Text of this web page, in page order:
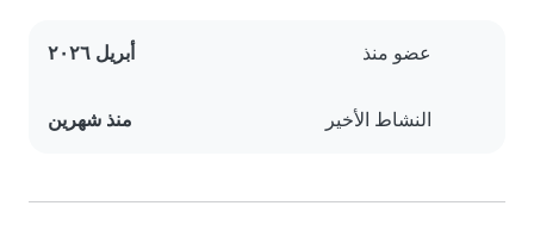
عضو منذ أبريل ٢٠٢٦
النشاط الأخير منذ شهرين